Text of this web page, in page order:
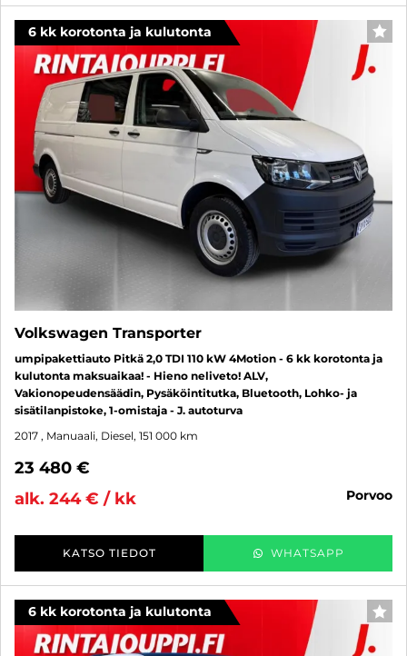
6 kk korotonta ja kulutonta
Volkswagen Transporter
umpipakettiauto Pitkä 2,0 TDI 110 kW 4Motion - 6 kk korotonta ja
kulutonta maksuaikaa! - Hieno neliveto! ALV,
Vakionopeudensäädin, Pysäköintitutka, Bluetooth, Lohko- ja
sisätilanpistoke, 1-omistaja - J. autoturva
2017 , Manuaali, Diesel, 151 000 km
23 480 €
alk. 244 € / kk
porvoo
KATSO TIEDOT WHATSAPP
6 kk korotonta ja kulutonta